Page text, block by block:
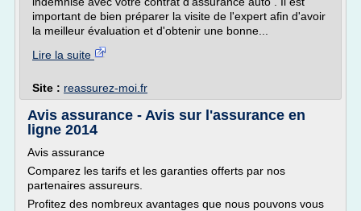
important de bien préparer la visite de l'expert afin d'avoir
la meilleur évaluation et d'obtenir une bonne...
Lire la suite
Site : reassurez-moi.fr
Avis assurance - Avis sur l'assurance en
ligne 2014
Avis assurance
Comparez les tarifs et les garanties offerts par nos
partenaires assureurs.
Profitez des nombreux avantages que nous pouvons vous